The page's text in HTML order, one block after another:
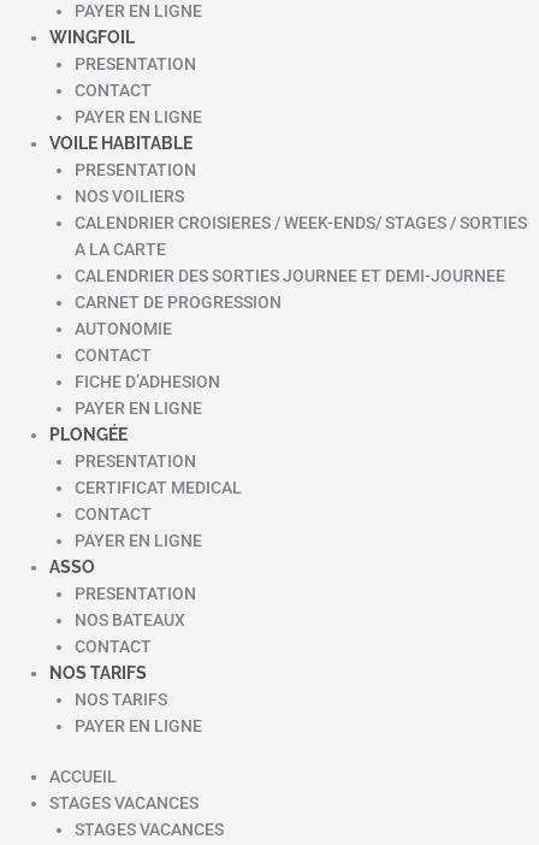
PAYER EN LIGNE
WINGFOIL
PRESENTATION
CONTACT
PAYER EN LIGNE
VOILE HABITABLE
PRESENTATION
NOS VOILIERS
CALENDRIER CROISIERES / WEEK-ENDS/ STAGES / SORTIES
A LA CARTE
CALENDRIER DES SORTIES JOURNEE ET DEMI-JOURNEE
CARNET DE PROGRESSION
AUTONOMIE
CONTACT
FICHE D’ADHESION
PAYER EN LIGNE
PLONGÉE
PRESENTATION
CERTIFICAT MEDICAL
CONTACT
PAYER EN LIGNE
ASSO
PRESENTATION
NOS BATEAUX
CONTACT
NOS TARIFS
NOS TARIFS
PAYER EN LIGNE
ACCUEIL
STAGES VACANCES
STAGES VACANCES